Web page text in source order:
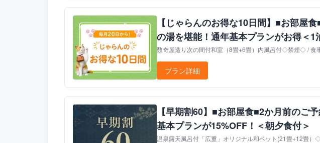
【じゃらんのお得な10日間】■お部屋
の湯を堪能！通年基本プランがお得＜1
数奇屋造り次の間付和室（8畳+6畳）内風呂付◇禁煙◇ / 食
プラン詳細
【早期割60】■お部屋食■2か月前のご
基本プランが15%OFF！＜朝夕食付＞
温泉露天風呂付「広重」オリジナル和ベット(21畳+12畳）